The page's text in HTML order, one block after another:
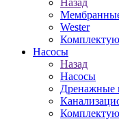
Назад
Wester
Насосы
Назад
Насосы
Дренажные